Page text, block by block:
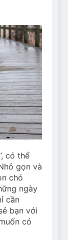
có thể
gọn và
chó
ngày
cần
bạn với
có